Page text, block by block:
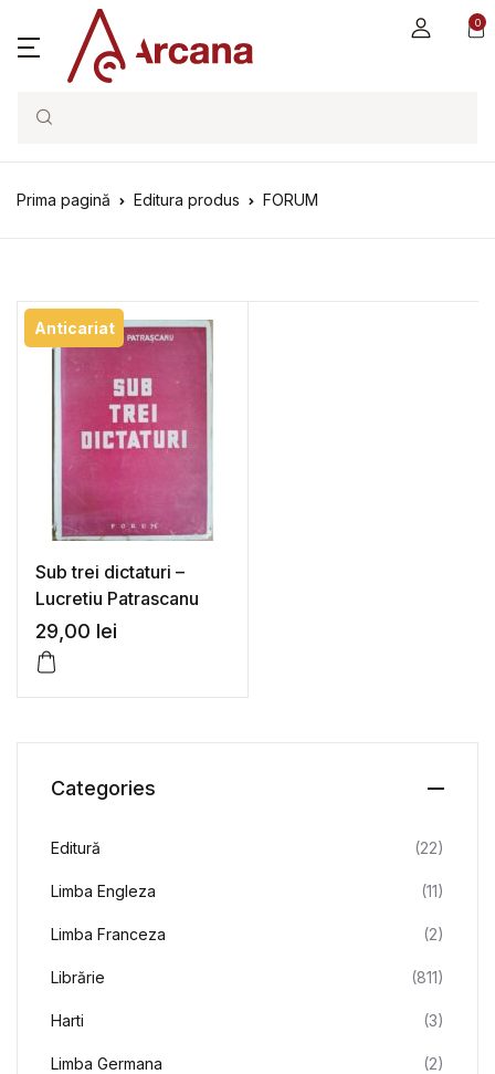
0
Search
Prima pagină Editura produs FORUM
Anticariat
Sub trei dictaturi –
Lucretiu Patrascanu
29,00 lei
Categories
Editură (22)
Limba Engleza (11)
Limba Franceza (2)
Librărie (811)
Harti (3)
Limba Germana (2)